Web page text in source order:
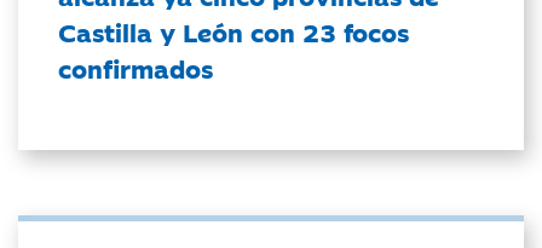
Castilla y León con 23 focos
confirmados